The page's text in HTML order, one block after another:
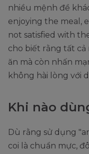
nhiều mệnh đề
enjoying the meal,
not satisfied with
cho biết rằng tất cả
ăn mà còn nhấn
không hài lòng với
Khi nào
Dù rằng sử dụng
coi là chuẩn mực,